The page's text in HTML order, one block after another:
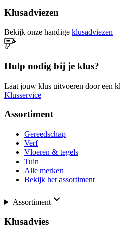
Klusadviezen
Bekijk onze handige klusadviezen
Hulp nodig bij je klus?
Laat jouw klus uitvoeren door een
Klusservice
Assortiment
Gereedschap
Verf
Vloeren & tegels
Tuin
Alle merken
Bekijk het assortiment
Assortiment
Klusadvies